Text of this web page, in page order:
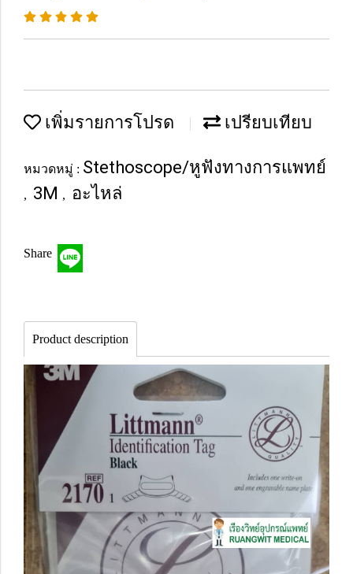
เพิ่มรายการโปรด เปรียบเทียบ
หมวดหมู่ : Stethoscope/หูฟังทางการแพทย์
, 3M , อะไหล่
Share
Product description